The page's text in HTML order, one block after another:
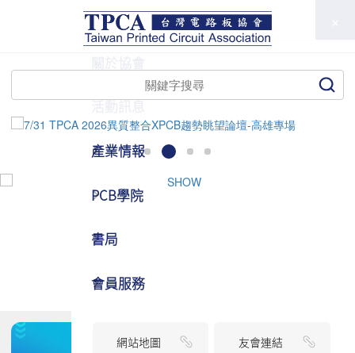
TPCA
活動訊息
產業情報
PCB學院
書局
會員服務
網站地圖 友會連結